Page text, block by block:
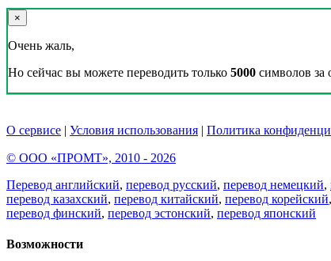
×
Очень жаль,
Но сейчас вы можете переводить только 5000 символов за
О сервисе | Условия использования | Политика
© ООО «ПРОМТ», 2010 - 2026
Перевод английский, перевод русский, перевод немецкий,
перевод казахский, перевод китайский, перевод корейский,
перевод финский, перевод эстонский, перевод японский
Возможности